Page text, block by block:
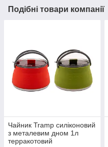
Подібні товари компанії
Чайник Tramp силіконовий
з металевим дном 1л
терракотовий